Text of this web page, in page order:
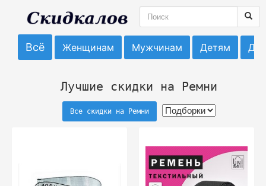
Всё Женщинам Мужчинам Детям
Лучшие скидки на Ремни
Все скидки на Ремни